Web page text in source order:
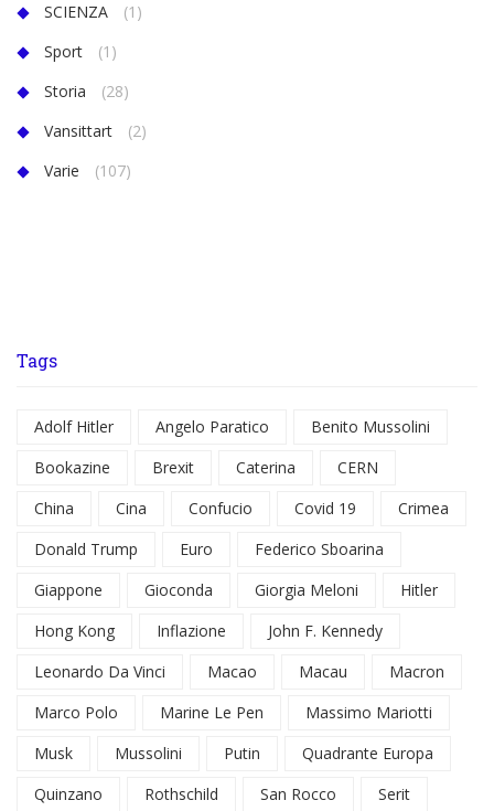
SCIENZA
(1)
Sport
(1)
Storia
(28)
Vansittart
(2)
Varie
(107)
Tags
Adolf Hitler Angelo Paratico
Benito Mussolini
Bookazine
Brexit Caterina
CERN
China
Cina Confucio Covid 19
Crimea
Donald Trump
Euro
Federico Sboarina
Giappone
Gioconda Giorgia Meloni
Hitler
Hong Kong
Inflazione
John F. Kennedy
Leonardo Da Vinci
Macao Macau
Macron
Marco Polo
Marine Le Pen
Massimo Mariotti
Musk
Mussolini Putin
Quadrante Europa
Quinzano
Rothschild San Rocco
Serit